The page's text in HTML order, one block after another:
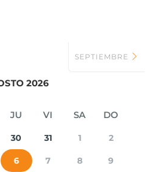
2026
SEPTIEMBRE
JU VI SA DO
30 31 1 2
6 7 8 9